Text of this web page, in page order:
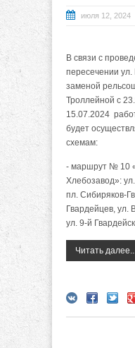
июля 12, 2024
В связи с
пересечении ул.
заменой
Троллейной с
15.07.2024
будет
схемам:
- маршрут № 10
Хлебозавод»:
пл. Сибиряков-
Гвардейцев, ул.
ул. 9-й
Читать